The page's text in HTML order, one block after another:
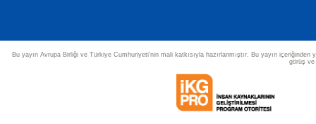
Bu yayın Avrupa Birliği ve Türkiye Cumhuriyeti'nin mali katkısıyla hazırlanmıştır. Bu yayın
görüş ve